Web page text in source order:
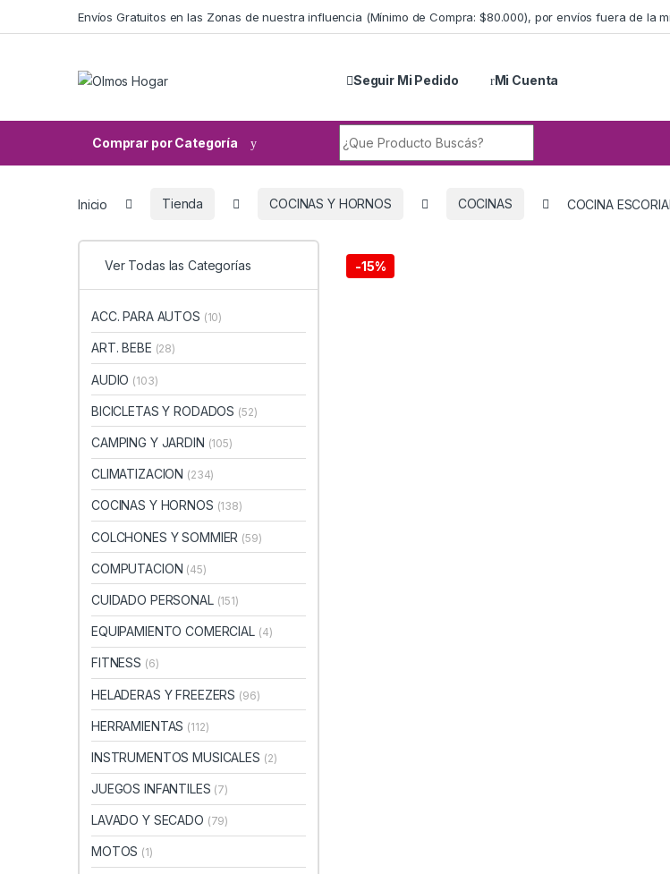
Skip to navigationEnvíos Gratuitos en las Zonas de nuestra influencia (Mínimo de Compra: $80.000), por envíos fuera de la
Seguir Mi Pedido Mi Cuenta
Comprar por Categoría
Inicio Tienda COCINAS Y HORNOS COCINAS COCINA
-15%
Ver Todas las Categorías
ACC. PARA AUTOS (10)
ART. BEBE (28)
AUDIO (103)
BICICLETAS Y RODADOS (52)
CAMPING Y JARDIN (105)
CLIMATIZACION (234)
COCINAS Y HORNOS (138)
COLCHONES Y SOMMIER (59)
COMPUTACION (45)
CUIDADO PERSONAL (151)
EQUIPAMIENTO COMERCIAL (4)
FITNESS (6)
HELADERAS Y FREEZERS (96)
HERRAMIENTAS (112)
INSTRUMENTOS MUSICALES (2)
JUEGOS INFANTILES (7)
LAVADO Y SECADO (79)
MOTOS (1)